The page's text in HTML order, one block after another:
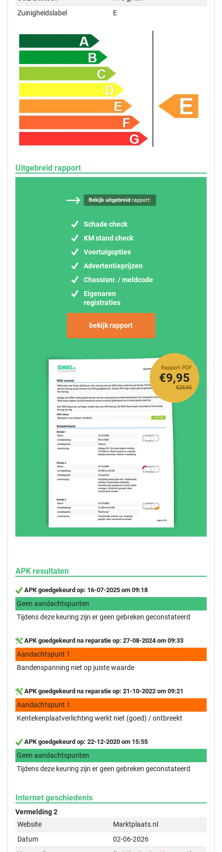
Zuinigheidslabel
E
Uitgebreid rapport
Bekijk uitgebreidrapport:
Schade check
KM stand check
Voertuigopties
Advertentieprijzen
Chassisnr. / meldcode
Eigenaren
registraties
bekijk rapport
Rapport PDF
€29,95
€9,95
APK resultaten
APK goedgekeurd op: 16-07-2025 om 09:18
Geen aandachtspunten
Tijdens deze keuring zijn er geen gebreken geconstateerd
APK goedgekeurd na reparatie op: 27-08-2024 om 09:33
Aandachtspunt 1
Bandenspanning niet op juiste waarde
APK goedgekeurd na reparatie op: 21-10-2022 om 09:21
Aandachtspunt 1
Kentekenplaatverlichting werkt niet (goed) / ontbreekt
APK goedgekeurd op: 22-12-2020 om 15:55
Geen aandachtspunten
Tijdens deze keuring zijn er geen gebreken geconstateerd
Internet geschiedenis
Vermelding 2
Website
Marktplaats.nl
Datum
02-06-2026